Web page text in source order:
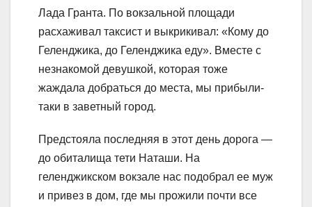
Лада Гранта. По вокзальной площади
расхаживал таксист и выкрикивал: «Кому до
Геленджика, до Геленджика еду». Вместе с
незнакомой девушкой, которая тоже
жаждала добраться до места, мы прибыли-
таки в заветный город.
Предстояла последняя в этот день дорога —
до обиталища тети Наташи. На
геленджикском вокзале нас подобрал ее муж
и привез в дом, где мы прожили почти все